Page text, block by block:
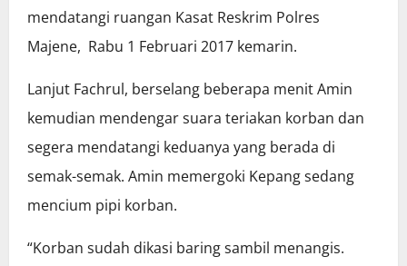
mendatangi ruangan Kasat Reskrim Polres
Majene, Rabu 1 Februari 2017 kemarin.
Lanjut Fachrul, berselang beberapa menit Amin
kemudian mendengar suara teriakan korban dan
segera mendatangi keduanya yang berada di
semak-semak. Amin memergoki Kepang sedang
mencium pipi korban.
“Korban sudah dikasi baring sambil menangis.